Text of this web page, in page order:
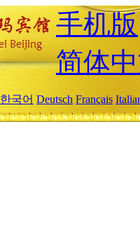
手机版
简体
한국어 Deutsch Français